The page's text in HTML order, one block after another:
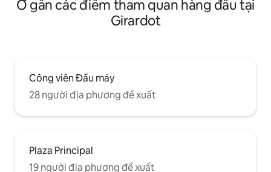
Ở gần các điểm tham quan hàng đầu tại
Girardot
Công viên Đầu máy
28 người địa phương đề xuất
Plaza Principal
19 người địa phương đề xuất